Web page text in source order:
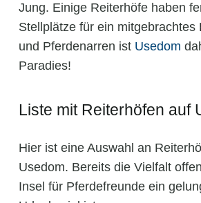
Jung. Einige Reiterhöfe haben
Stellplätze für ein mitgebrachtes
und Pferdenarren ist Usedom
Paradies!
Liste mit Reiterhöfen auf
Hier ist eine Auswahl an
Usedom. Bereits die Vielfalt
Insel für Pferdefreunde ein